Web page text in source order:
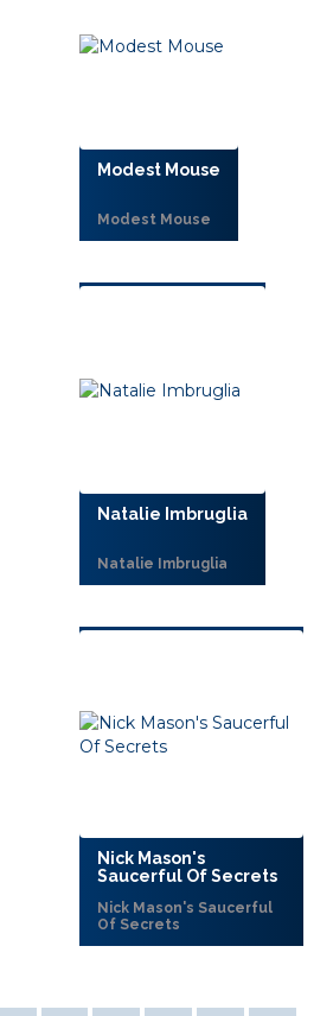
Modest Mouse
Modest Mouse
Natalie Imbruglia
Natalie Imbruglia
Nick Mason's
Saucerful Of Secrets
Nick Mason's Saucerful
Of Secrets